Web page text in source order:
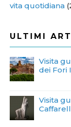
vita quotidiana
ULTIMI
Visita
dei Fori
Visita